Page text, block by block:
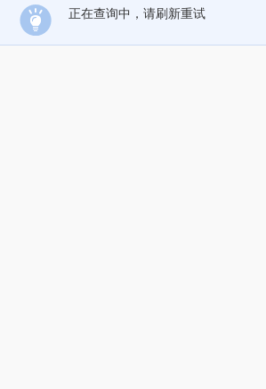
正在查询中，请刷新重试